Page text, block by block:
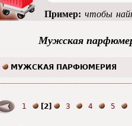
Мужская
МУЖСКАЯ ПАРФЮМЕРИЯ
1 [2] 3 4 5
Пример: чтобы